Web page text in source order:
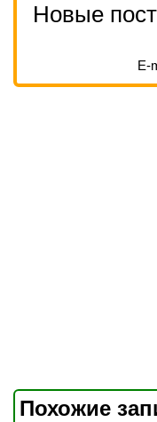
Новые
E-
Похожие